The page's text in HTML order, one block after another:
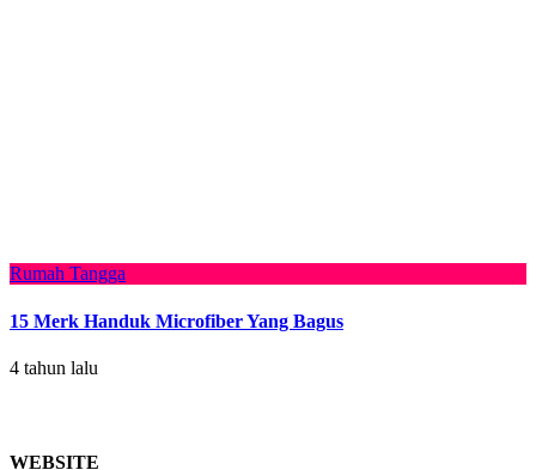
Rumah Tangga
15 Merk Handuk Microfiber Yang Bagus
4 tahun lalu
WEBSITE